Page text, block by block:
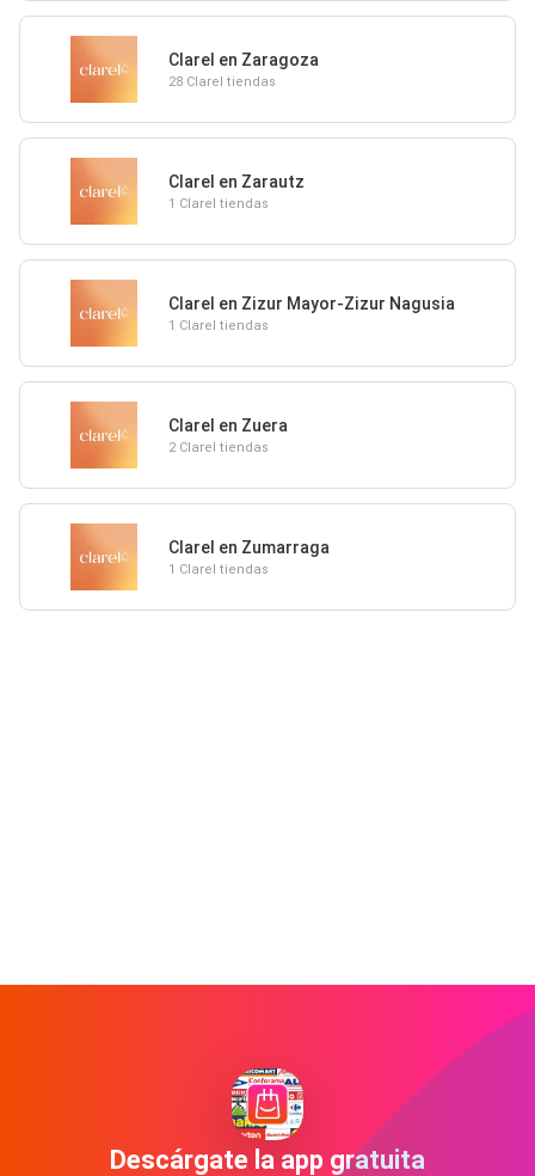
Clarel en Zaragoza
28 Clarel tiendas
Clarel en Zarautz
1 Clarel tiendas
Clarel en Zizur Mayor-Zizur Nagusia
1 Clarel tiendas
Clarel en Zuera
2 Clarel tiendas
Clarel en Zumarraga
1 Clarel tiendas
Descárgate la app gratuita